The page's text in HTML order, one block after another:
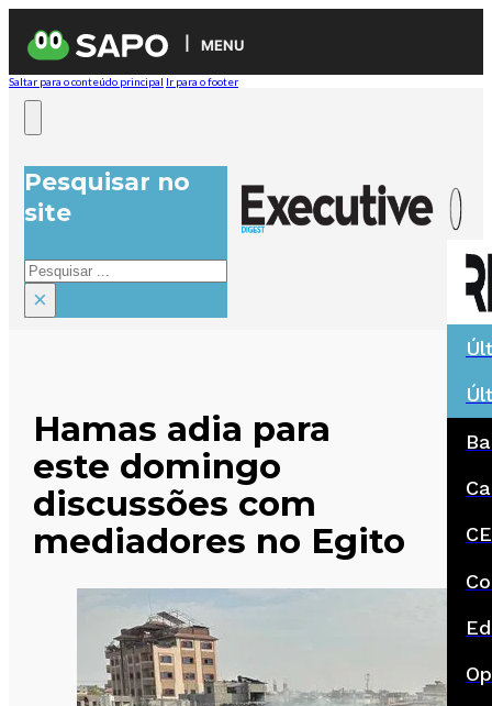
MENU
Saltar para o conteúdo principal Ir para o footer
Pesquisar no
site
Pesquisar
×
Hamas adia para
este domingo
discussões com
mediadores no Egito